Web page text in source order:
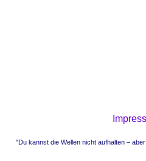
"Du kannst die Wellen nicht aufhalten –